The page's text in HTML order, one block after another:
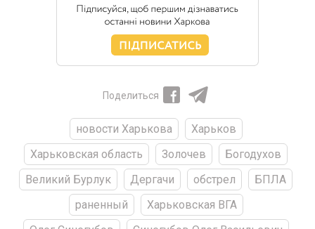
Поделиться
новости Харькова
Харьков
Харьковская область
Золочев
Богодухов
Великий Бурлук
Дергачи обстрел
БПЛА
раненный
Харьковская ВГА